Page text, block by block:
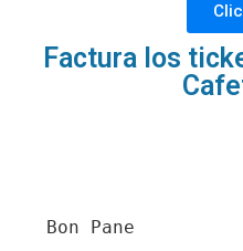
Factura los
Bon Pane